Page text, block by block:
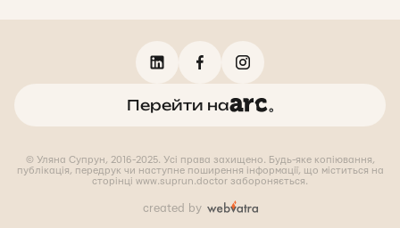
Перейти на
© Уляна Супрун, 2016-2025. Усі права захищено. Будь-яке копіювання,
публікація, передрук чи наступне поширення інформації, що міститься на
сторінці www.suprun.doctor забороняється.
created by